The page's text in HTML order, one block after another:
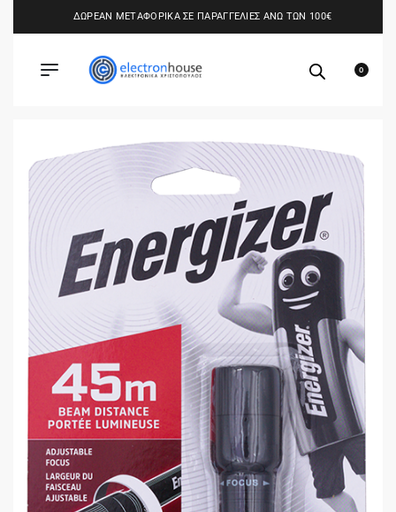
ΔΩΡΕΑΝ ΜΕΤΑΦΟΡΙΚΑ ΣΕ ΠΑΡΑΓΓΕΛΙΕΣ ΑΝΩ ΤΩΝ 100€
0